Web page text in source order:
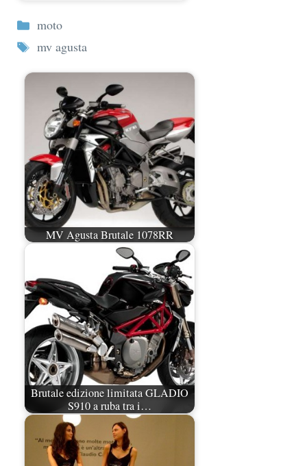
Categorie
moto
Tag
mv agusta
MV Agusta Brutale 1078RR
Brutale edizione limitata GLADIO
S910 a ruba tra i…